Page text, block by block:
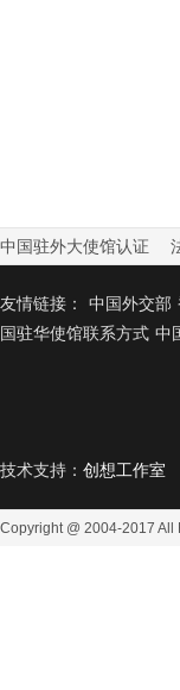
中国驻外大使馆认证
友情链接： 中国外交部
国驻华使馆联系方式 中
技术支持： 创想工作室
Copyright @ 2004-2017 All